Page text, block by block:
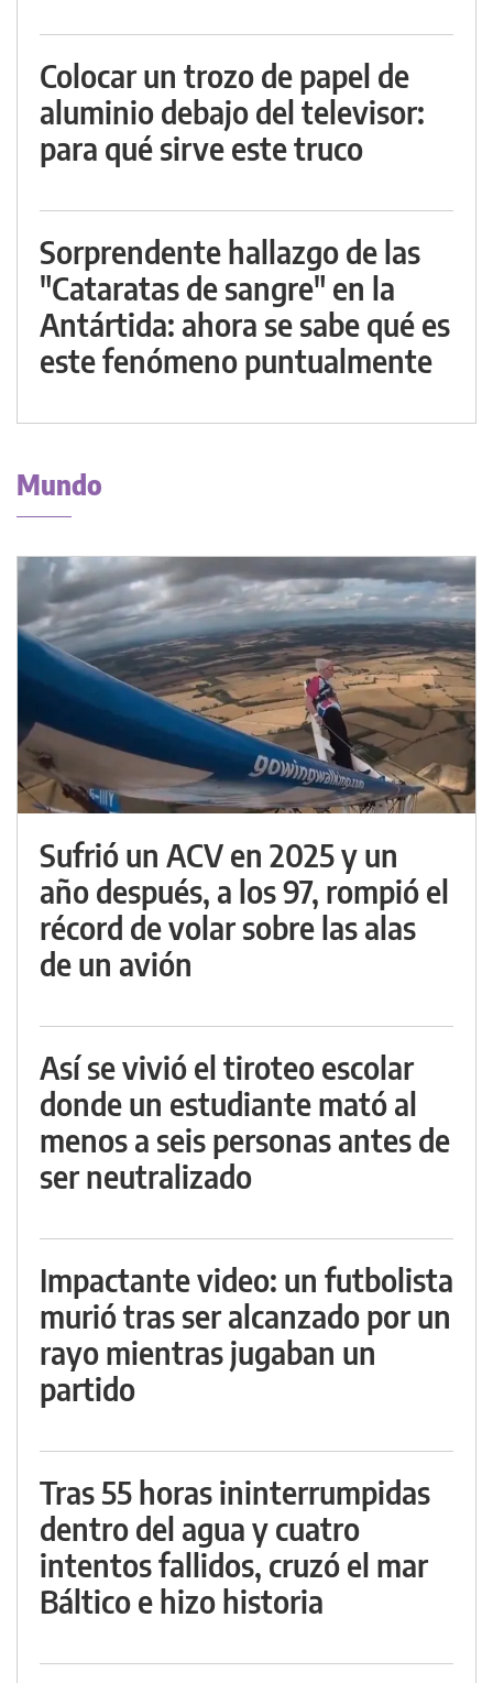
Colocar un trozo de papel de
aluminio debajo del televisor:
para qué sirve este truco
Sorprendente hallazgo de las
"Cataratas de sangre" en la
Antártida: ahora se sabe qué es
este fenómeno puntualmente
Mundo
Sufrió un ACV en 2025 y un
año después, a los 97, rompió el
récord de volar sobre las alas
de un avión
Así se vivió el tiroteo escolar
donde un estudiante mató al
menos a seis personas antes de
ser neutralizado
Impactante video: un futbolista
murió tras ser alcanzado por un
rayo mientras jugaban un
partido
Tras 55 horas ininterrumpidas
dentro del agua y cuatro
intentos fallidos, cruzó el mar
Báltico e hizo historia